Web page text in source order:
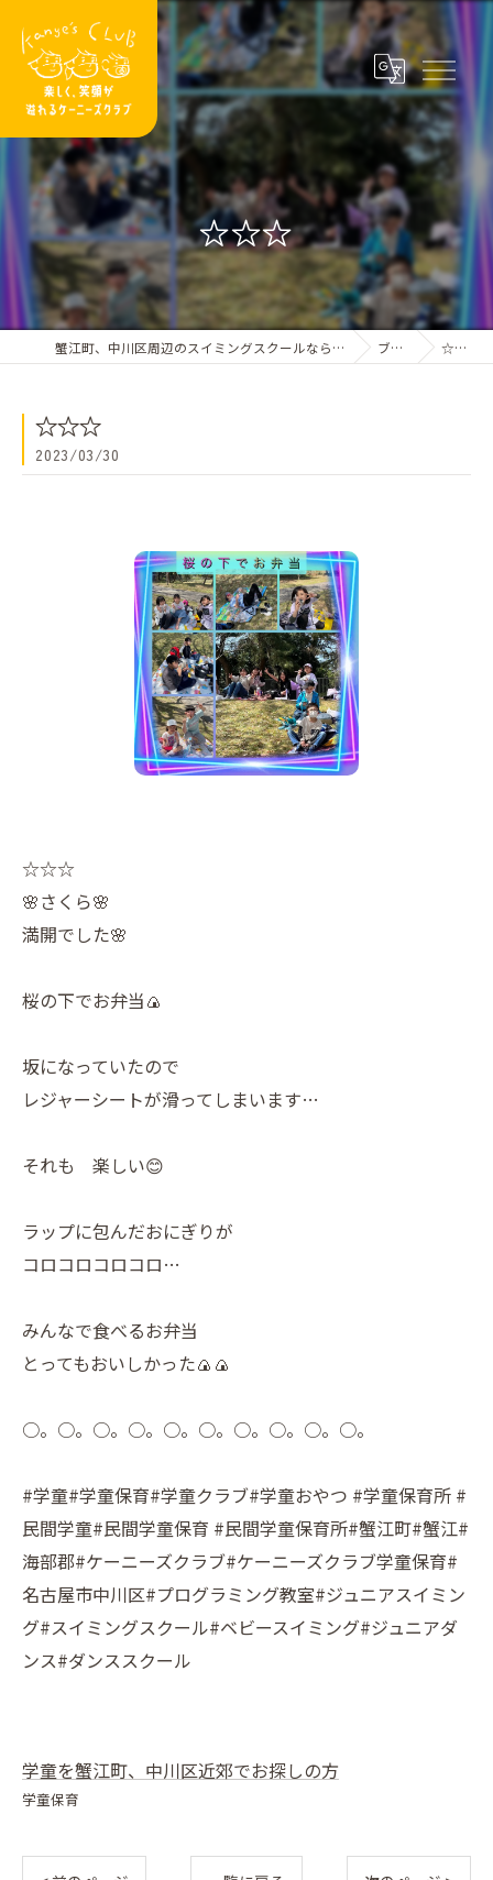
☆☆☆
蟹江町、中川区周辺のスイミングスクールならケーニーズクラブ ブログ ☆☆☆
☆☆☆
2023/03/30
☆☆☆
🌸さくら🌸
満開でした🌸
桜の下でお弁当🍙
坂になっていたので
レジャーシートが滑ってしまいます…
それも 楽しい😊
ラップに包んだおにぎりが
コロコロコロコロ…
みんなで食べるお弁当
とってもおいしかった🍙🍙
○。○。○。○。○。○。○。○。○。○。
#学童#学童保育#学童クラブ#学童おやつ #学童保育所 #
民間学童#民間学童保育 #民間学童保育所#蟹江町#蟹江#
海部郡#ケーニーズクラブ#ケーニーズクラブ学童保育#
名古屋市中川区#プログラミング教室#ジュニアスイミン
グ#スイミングスクール#ベビースイミング#ジュニアダ
ンス#ダンススクール
学童を蟹江町、中川区近郊でお探しの方
学童保育